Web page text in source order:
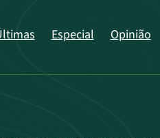
Especial Opinião